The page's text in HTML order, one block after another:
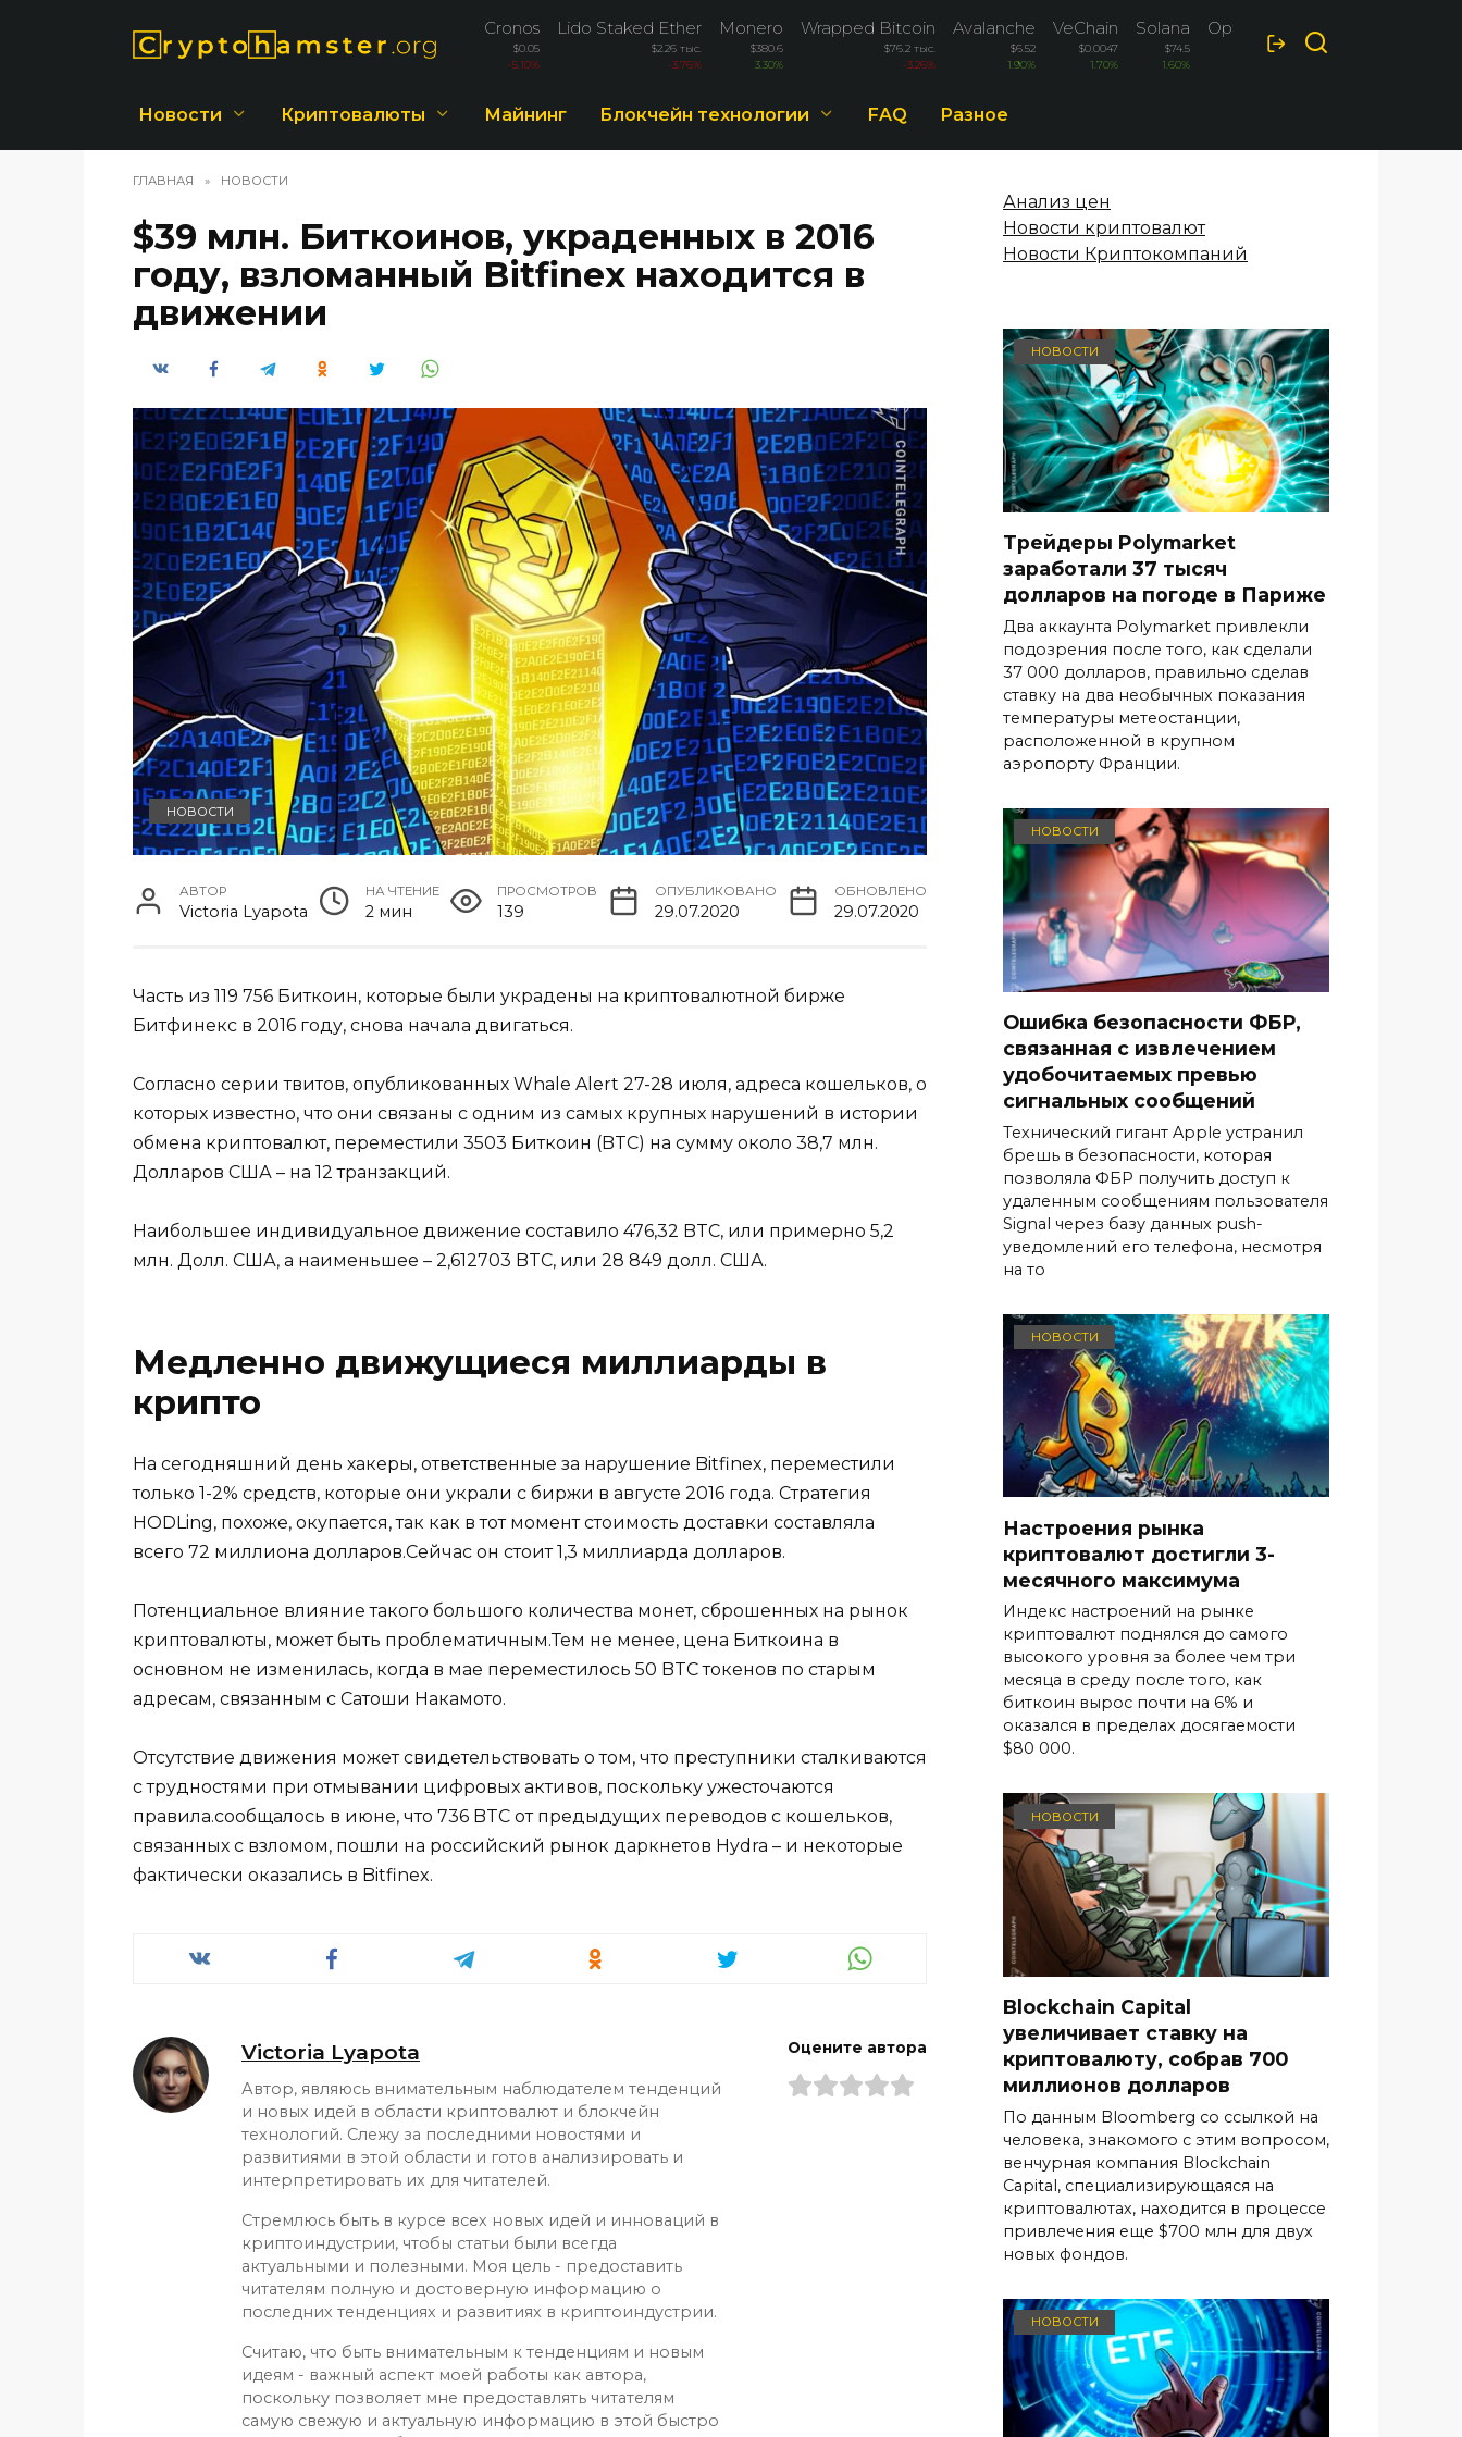
Cronos
$0.05
-5.10%
Lido Staked Ether
$2.26 тыс.
-3.76%
Monero
$380.6
3.30%
Wrapped Bitcoin
$76.2 тыс.
-3.26%
Avalanche
$6.52
1.90%
VeChain
$0.0047
1.70%
Solana
$74.5
1.60%
Optimism
$0.0872
Новости Криптовалюты Майнинг Блокчейн технологии FAQ Разное
ГЛАВНАЯ » НОВОСТИ
$39 млн. Биткоинов, украденных в 2016
году, взломанный Bitfinex находится в
движении
НОВОСТИ
АВТОР
Victoria Lyapota
НА ЧТЕНИЕ
2 мин
ПРОСМОТРОВ
139
ОПУБЛИКОВАНО
29.07.2020
ОБНОВЛЕНО
29.07.2020
Часть из 119 756 Биткоин, которые были украдены на криптовалютной бирже
Битфинекс в 2016 году, снова начала двигаться.
Согласно серии твитов, опубликованных Whale Alert 27-28 июля, адреса кошельков, о
которых известно, что они связаны с одним из самых крупных нарушений в истории
обмена криптовалют, переместили 3503 Биткоин (BTC) на сумму около 38,7 млн.
Долларов США – на 12 транзакций.
Наибольшее индивидуальное движение составило 476,32 BTC, или примерно 5,2
млн. Долл. США, а наименьшее – 2,612703 BTC, или 28 849 долл. США.
Медленно движущиеся миллиарды в
крипто
На сегодняшний день хакеры, ответственные за нарушение Bitfinex, переместили
только 1-2% средств, которые они украли с биржи в августе 2016 года. Стратегия
HODLing, похоже, окупается, так как в тот момент стоимость доставки составляла
всего 72 миллиона долларов.Сейчас он стоит 1,3 миллиарда долларов.
Потенциальное влияние такого большого количества монет, сброшенных на рынок
криптовалюты, может быть проблематичным.Тем не менее, цена Биткоина в
основном не изменилась, когда в мае переместилось 50 BTC токенов по старым
адресам, связанным с Сатоши Накамото.
Отсутствие движения может свидетельствовать о том, что преступники сталкиваются
с трудностями при отмывании цифровых активов, поскольку ужесточаются
правила.сообщалось в июне, что 736 BTC от предыдущих переводов с кошельков,
связанных с взломом, пошли на российский рынок даркнетов Hydra – и некоторые
фактически оказались в Bitfinex.
Victoria Lyapota
Автор, являюсь внимательным наблюдателем тенденций
и новых идей в области криптовалют и блокчейн
технологий. Слежу за последними новостями и
развитиями в этой области и готов анализировать и
интерпретировать их для читателей.
Стремлюсь быть в курсе всех новых идей и инноваций в
криптоиндустрии, чтобы статьи были всегда
актуальными и полезными. Моя цель - предоставить
читателям полную и достоверную информацию о
последних тенденциях и развитиях в криптоиндустрии.
Считаю, что быть внимательным к тенденциям и новым
идеям - важный аспект моей работы как автора,
поскольку позволяет мне предоставлять читателям
самую свежую и актуальную информацию в этой быстро
Оцените автора
Анализ цен
Новости криптовалют
Новости Криптокомпаний
НОВОСТИ
Трейдеры Polymarket
заработали 37 тысяч
долларов на погоде в Париже
Два аккаунта Polymarket привлекли
подозрения после того, как сделали
37 000 долларов, правильно сделав
ставку на два необычных показания
температуры метеостанции,
расположенной в крупном
аэропорту Франции.
НОВОСТИ
Ошибка безопасности ФБР,
связанная с извлечением
удобочитаемых превью
сигнальных сообщений
Технический гигант Apple устранил
брешь в безопасности, которая
позволяла ФБР получить доступ к
удаленным сообщениям пользователя
Signal через базу данных push-
уведомлений его телефона, несмотря
на то
НОВОСТИ
Настроения рынка
криптовалют достигли 3-
месячного максимума
Индекс настроений на рынке
криптовалют поднялся до самого
высокого уровня за более чем три
месяца в среду после того, как
биткоин вырос почти на 6% и
оказался в пределах досягаемости
$80 000.
НОВОСТИ
Blockchain Capital
увеличивает ставку на
криптовалюту, собрав 700
миллионов долларов
По данным Bloomberg со ссылкой на
человека, знакомого с этим вопросом,
венчурная компания Blockchain
Capital, специализирующаяся на
криптовалютах, находится в процессе
привлечения еще $700 млн для двух
новых фондов.
НОВОСТИ